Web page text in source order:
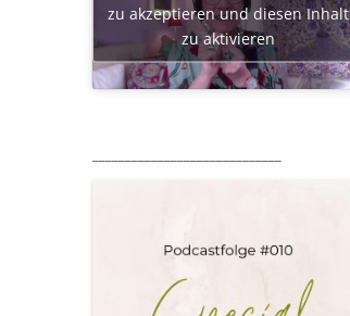
zu akzeptieren und diesen Inhalt
zu aktivieren